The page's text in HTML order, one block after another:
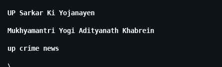
UP Sarkar Ki Yojanayen
Mukhyamantri Yogi Adityanath Khabrein
up crime news